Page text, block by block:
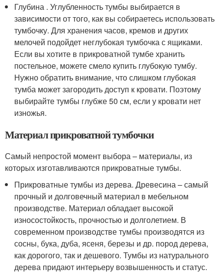
Глубина . Углубленность тумбы выбирается в
зависимости от того, как вы собираетесь использовать
тумбочку. Для хранения часов, кремов и других
мелочей подойдет неглубокая тумбочка с ящиками.
Если вы хотите в прикроватной тумбе хранить
постельное, можете смело купить глубокую тумбу.
Нужно обратить внимание, что слишком глубокая
тумба может загородить доступ к кровати. Поэтому
выбирайте тумбы глубже 50 см, если у кровати нет
изножья.
Материал прикроватной тумбочки
Самый непростой момент выбора – материалы, из
которых изготавливаются прикроватные тумбы.
Прикроватные тумбы из дерева. Древесина – самый
прочный и долговечный материал в мебельном
производстве. Материал обладает высокой
износостойкость, прочностью и долголетием. В
современном производстве тумбы производятся из
сосны, бука, дуба, ясеня, березы и др. пород дерева,
как дорогого, так и дешевого. Тумбы из натурального
дерева придают интерьеру возвышенность и статус.